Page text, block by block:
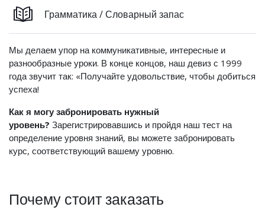
Грамматика / Словарный запас
Мы делаем упор на коммуникативные, интересные и
разнообразные уроки. В конце концов, наш девиз с 1999
года звучит так: «Получайте удовольствие, чтобы добиться
успеха!
Как я могу забронировать нужный
уровень? Зарегистрировавшись и пройдя наш тест на
определение уровня знаний, вы можете забронировать
курс, соответствующий вашему уровню.
Почему стоит заказать